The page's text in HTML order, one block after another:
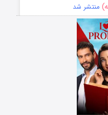
منتشر شد